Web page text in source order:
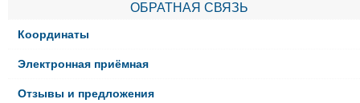
ОБРАТНАЯ СВЯЗЬ
Координаты
Электронная приёмная
Отзывы и предложения